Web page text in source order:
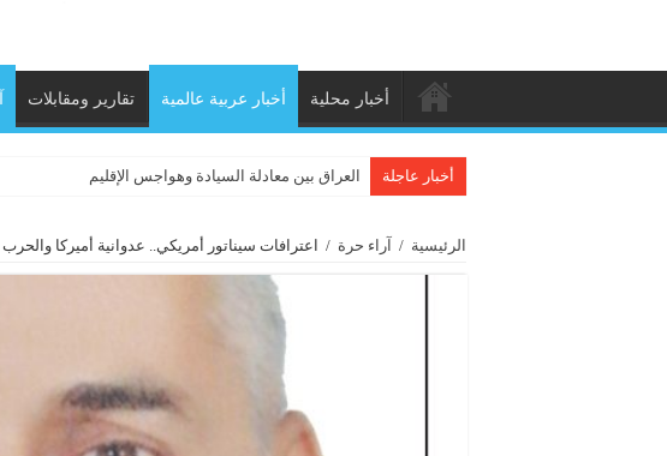
أخبار محلية أخبار عربية عالمية تقارير ومقابلات
أخبار عاجلة العراق بين معادلة السيادة وهواجس الإقليم
الرئيسية / آراء حرة / اعترافات سيناتور أمريكي.. عدوانية أميركا